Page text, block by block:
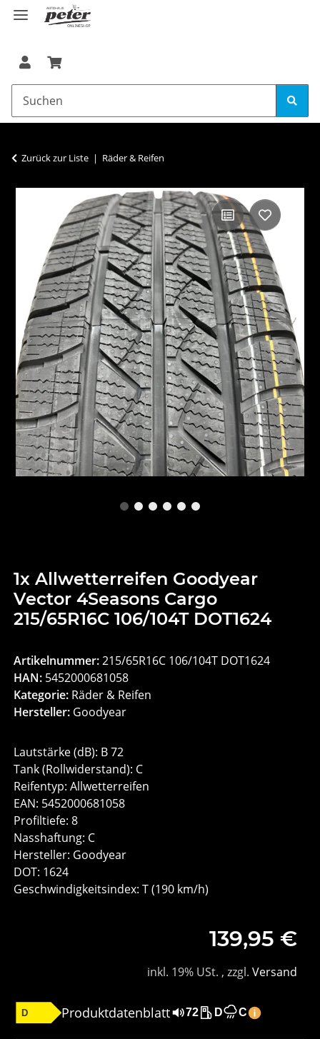
Zurück zur Liste Räder & Reifen
1x Allwetterreifen Goodyear
Vector 4Seasons Cargo
215/65R16C 106/104T DOT1624
Artikelnummer:215/65R16C 106/104T DOT1624
HAN: 5452000681058
Kategorie: Räder & Reifen
Hersteller: Goodyear
Lautstärke (dB): B 72
Tank (Rollwiderstand): C
Reifentyp: Allwetterreifen
EAN: 5452000681058
Profiltiefe: 8
Nasshaftung: C
Hersteller: Goodyear
DOT: 1624
Geschwindigkeits­index: T (190 km/h)
139,95 €
inkl. 19% USt. , zzgl. Versand
D Produktdatenblatt 72 D C